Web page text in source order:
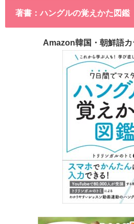
著書：ハングルの覚えかた図鑑
Amazon韓国・朝鮮語カ